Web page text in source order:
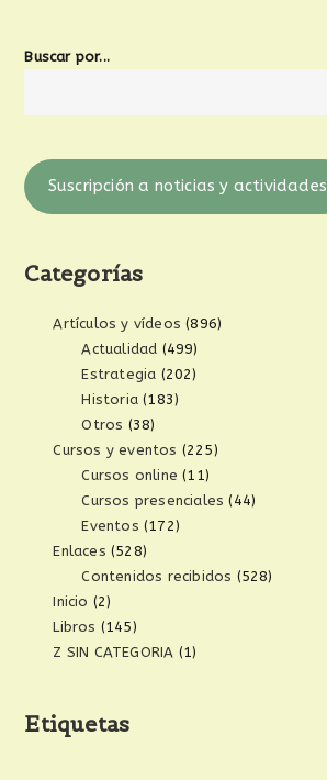
Buscar por...
Suscripción a noticias y actividades
Categorías
Artículos y vídeos (896)
Actualidad (499)
Estrategia (202)
Historia (183)
Otros (38)
Cursos y eventos (225)
Cursos online (11)
Cursos presenciales (44)
Eventos (172)
Enlaces (528)
Contenidos recibidos (528)
Inicio (2)
Libros (145)
Z SIN CATEGORIA (1)
Etiquetas